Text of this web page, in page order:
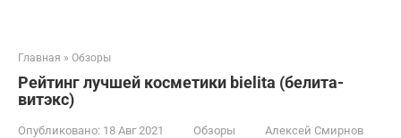
Главная » Обзоры
Рейтинг лучшей косметики bielita (белита-
витэкс)
Опубликовано: 18 Авг 2021 Обзоры Алексей Смирнов